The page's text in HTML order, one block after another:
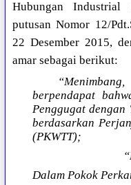
Hubungan Industrial
putusan Nomor 12/
22 Desember 2015,
amar sebagai berikut:
berpendapat
Penggugat
berdasarkan
(PKWTT);
“
Dalam Pokok